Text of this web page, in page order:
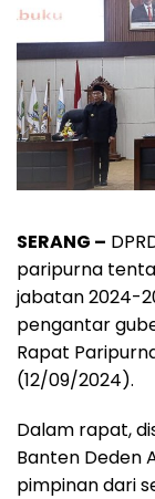
SERANG –
paripurna
jabatan 2024-
pengantar
Rapat
(12/09/2024).
Dalam rapat,
Banten Deden
pimpinan dari